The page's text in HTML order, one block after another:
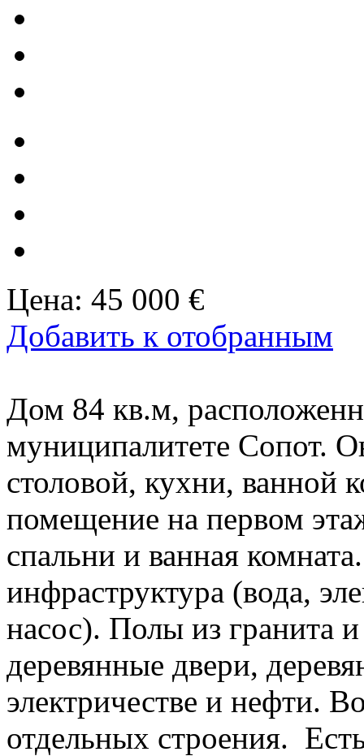
Цена: 45 000 €
Добавить к отобранным
Дом 84 кв.м,
муниципалитете Сопот.
столовой, кухни, ванной
помещение на первом
спальни и ванная
инфраструктура (вода,
насос). Полы из гранита
деревянные двери,
электричестве и нефти.
отдельных строения.